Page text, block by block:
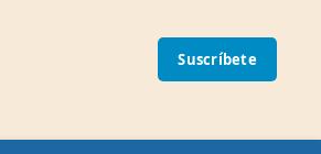
Suscríbete